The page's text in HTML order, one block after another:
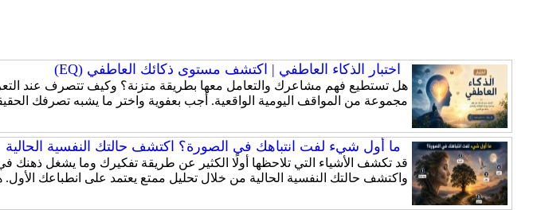
اختبار الذكاء العاطفي | اكتشف مستوى ذكائك العاطفي (EQ)
هل تستطيع فهم مشاعرك والتعامل معها بطريقة متزنة؟ وكيف تتصرف عند
مجموعة من المواقف اليومية الواقعية. أجب بعفوية واختر ما يشبه تصرفك
ما أول شيء لفت انتباهك في الصورة؟ اكتشف حالتك النفسية الحالية
قد تكشف الأشياء التي تلاحظها أولًا الكثير عن طريقة تفكيرك وما يشغل
واكتشف حالتك النفسية الحالية من خلال تحليل ممتع يعتمد على انطباعك